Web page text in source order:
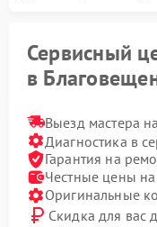
Сервисный
в
Выезд мастера
Диагностика в
Гарантия на
Честные цены
Оригинальные
Скидка для вас